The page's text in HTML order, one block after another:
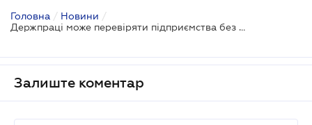
Головна / Новини /
Держпраці може перевіряти підприємства без попередження
Залиште коментар